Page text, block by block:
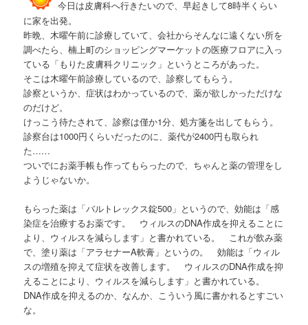
今日は皮膚科へ行きたいので、早起きして8時半くらい
に家を出発。
昨晩、木曜午前に診療していて、会社からそんなに遠くない所を
調べたら、楠上町のショッピングマーケットの医療フロアに入っ
ている「もりた皮膚科クリニック」というところがあった。
そこは木曜午前診療しているので、診察してもらう。
診察というか、症状はわかっているので、薬が欲しかっただけな
のだけど。
けっこう待たされて、診察は僅か1分、処方箋を出してもらう。
診察台は1000円くらいだったのに、薬代が2400円も取られ
た……
ついでにお薬手帳も作ってもらったので、ちゃんと薬の管理をし
ようじゃないか。
もらった薬は「バルトレックス錠500」というので、効能は「感
染症を治療するお薬です。 ウィルスのDNA作成を抑えることに
より、ウィルスを減らします」と書かれている。 これが飲み薬
で、塗り薬は「アラセナーA軟膏」というの。 効能は「ウィル
スの増殖を抑えて症状を改善します。 ウィルスのDNA作成を抑
えることにより、ウィルスを減らします」と書かれている。
DNA作成を抑えるのか、なんか、こういう風に書かれるとすごい
な。